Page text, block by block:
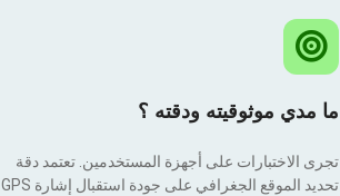
ما مدي موثوقيته ودقته ؟
تجرى الاختبارات على أجهزة المستخدمين. تعتمد دقة
تحديد الموقع الجغرافي على جودة استقبال إشارة GPS